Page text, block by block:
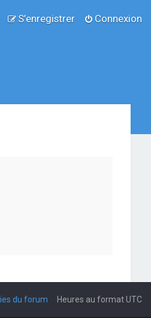
Connexion
S’enregistrer
Heures au formatUTC
du forum